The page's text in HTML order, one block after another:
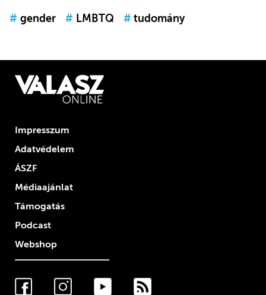
# gender # LMBTQ # tudomány
Impresszum
Adatvédelem
ÁSZF
Médiaajánlat
Támogatás
Podcast
Webshop